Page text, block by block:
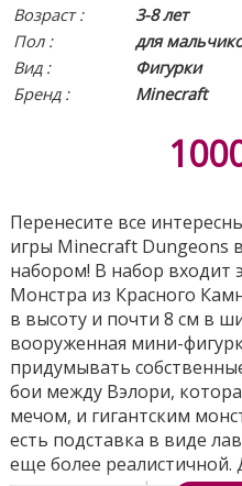
Возраст :
3-8 лет
Пол :
для
Вид :
Фигурки
Бренд :
Minecraft
Перенесите все
игры Minecraft Dungeons
набором! В набор входит
Монстра из Красного
в высоту и почти 8 см в
вооруженная мини-
придумывать
бои между Вэлори,
мечом, и гигантским
есть подставка в виде
еще более